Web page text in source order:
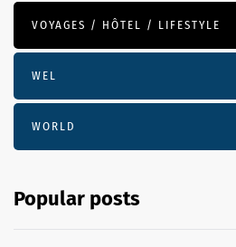
VOYAGES / HÔTEL / LIFESTYLE
WEL
WORLD
Popular posts